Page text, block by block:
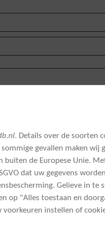
. Details over de soorten
gevallen maken wij
buiten de Europese Unie.
dat uw gegevens
Gelieve in te
op "Alles toestaan en
instellen of